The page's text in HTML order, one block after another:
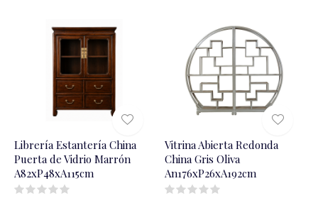
Librerí­a Estanterí­a China
Puerta de Vidrio Marrón
A82xP48xA115cm
Vitrina Abierta Redonda
China Gris Oliva
An176xP26xA192cm